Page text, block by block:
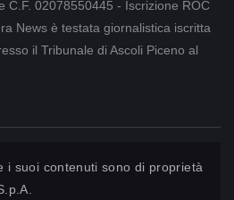
C.F. 02078550445 - Iscrizione ROC
News è testata giornalistica iscritta
il Tribunale di Ascoli Piceno al
i suoi contenuti sono di proprietà